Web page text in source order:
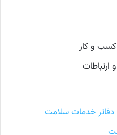
کسب و کار
ارتباطات
دفاتر خدمات سلامت